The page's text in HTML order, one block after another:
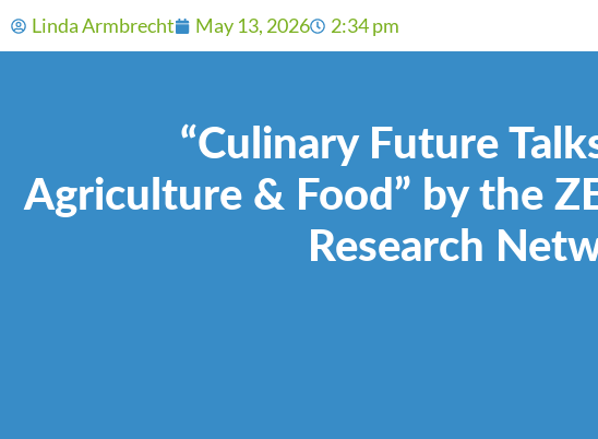
Linda Armbrecht May 13, 2026 2:34 pm
“Culinary Future
Agriculture & Food” by the
Research